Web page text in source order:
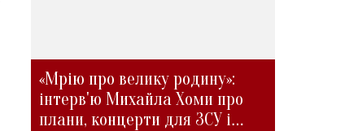
«Мрію про велику родину»:
інтерв'ю Михайла Хоми про
плани, концерти для ЗСУ і